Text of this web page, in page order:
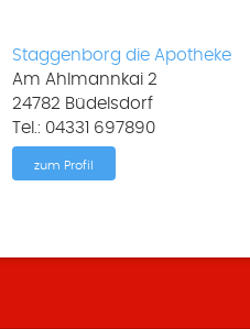
Staggenborg die Apotheke
Am Ahlmannkai 2
24782 Büdelsdorf
Tel.: 04331 697890
zum Profil